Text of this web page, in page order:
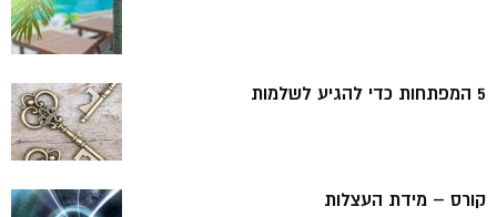
5 המפתחות כדי להגיע לשלמות
קורס – מידת העצלות